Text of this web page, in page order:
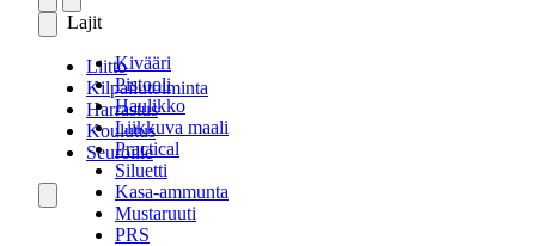
Lajit
Kivääri
Pistooli
Haulikko
Liikkuva maali
Practical
Siluetti
Kasa-ammunta
Mustaruuti
PRS
Liitto
Kilpailutoiminta
Harrastus
Koulutus
Seuroille